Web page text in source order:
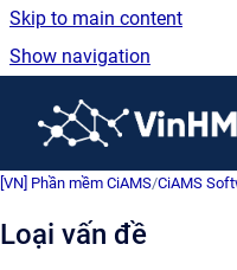
Skip to main content
Show navigation
[VN] Phần mềm CiAMS/CiAMS
Loại vấn đề